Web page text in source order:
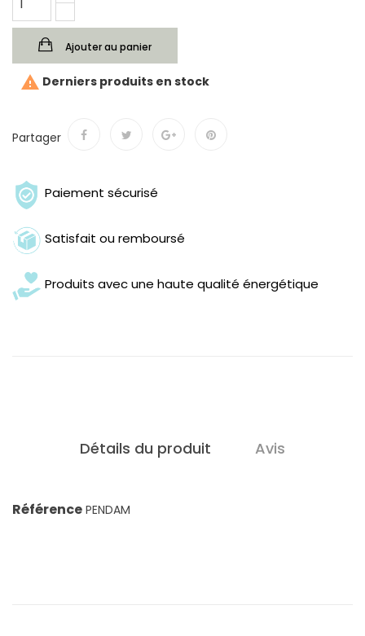
Ajouter au panier
 Derniers produits en stock
Partager
Paiement sécurisé
Satisfait ou remboursé
Produits avec une haute qualité énergétique
Détails du produit Avis
Référence PENDAM